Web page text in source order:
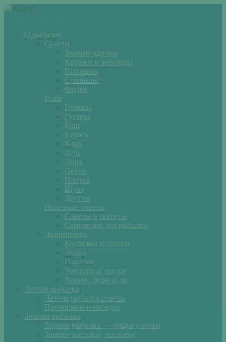
О рыбалке
Снасти
Зимние удочки
Кружки и жерлицы
Поплавок
Спиннинг
Фидер
Рыба
Голавль
Густера
Ёрш
Карась
Карп
Лещ
Линь
Окунь
Плотва
Щука
Другие
Полезные советы
Советы и секреты
Самоделки для рыбалки
Экипировка
Костюмы и сапоги
Лодки
Палатки
Эхолоты и другое
Ящики, буры и др
Летняя рыбалка
Летняя рыбалка советы
Прикормки и насадки
Зимняя рыбалка
Зимняя рыбалка — общие советы
Зимние насадки, оснастки